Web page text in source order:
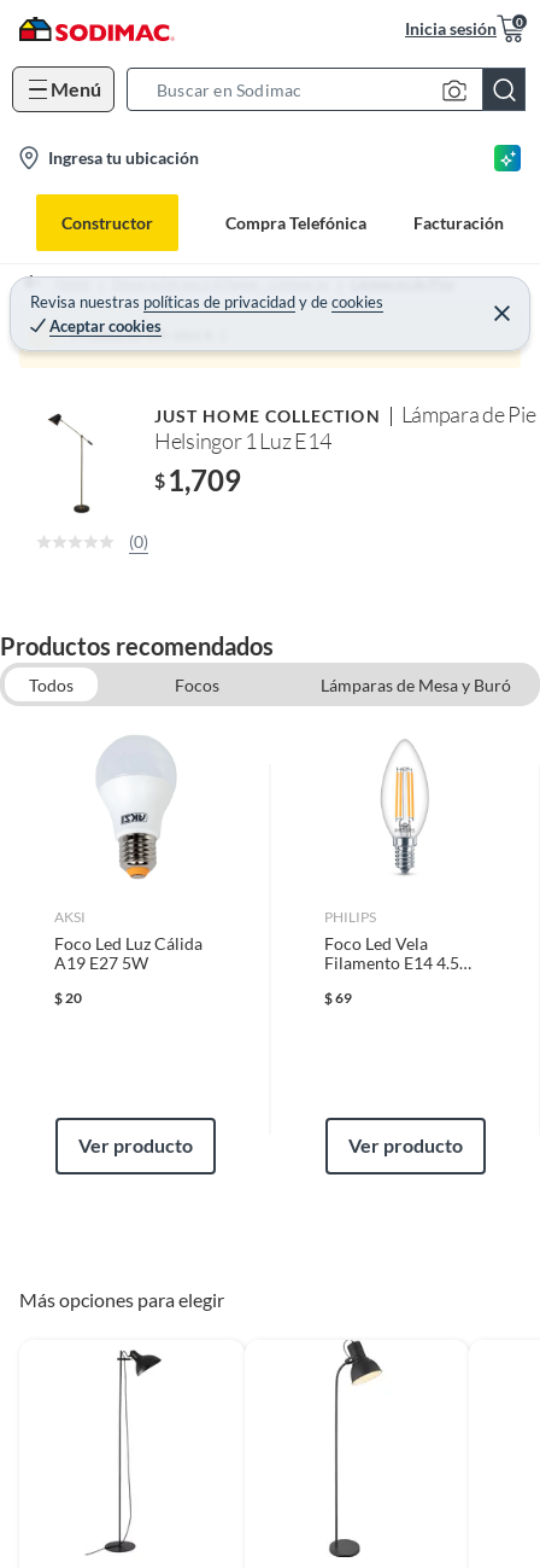
Inicia sesión 0
Menú
c
B
a
n
Ingresa tu ubicación
Constructor Compra Telefónica Facturación
Revisa nuestras políticas de privacidadydecookies
Aceptar cookies
Home Decoración para el hogar - Lámparas Lámparas de Piso
Producto sin stock :(
JUST HOME COLLECTION
Lámpara de Pie
Helsingor 1 Luz E14
$ 1,709
(0)
Productos recomendados
Todos Focos
Lámparas de Mesa y Buró
Muebles para el hogar
AKSI
Foco Led Luz Cálida
A19 E27 5W
$ 20
Ver producto
PHILIPS
Foco Led Vela
Filamento E14 4.5W
$69
Ver producto
Más opciones para elegir